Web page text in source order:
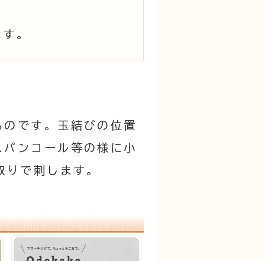
。
です。玉結びの位置
ンコール等の様に小
で刺します。